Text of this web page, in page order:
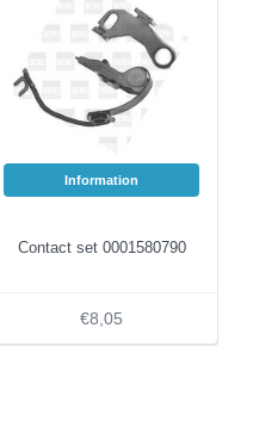
Information
Contact set 0001580790
€8,05